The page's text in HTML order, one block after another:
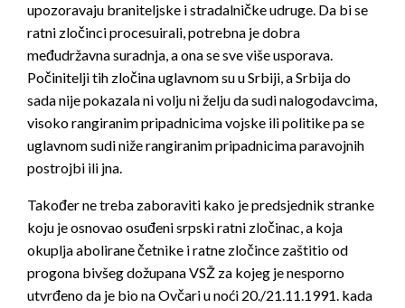
upozoravaju braniteljske i stradalničke udruge. Da bi se
ratni zločinci procesuirali, potrebna je dobra
međudržavna suradnja, a ona se sve više usporava.
Počinitelji tih zločina uglavnom su u Srbiji, a Srbija do
sada nije pokazala ni volju ni želju da sudi nalogodavcima,
visoko rangiranim pripadnicima vojske ili politike pa se
uglavnom sudi niže rangiranim pripadnicima paravojnih
postrojbi ili jna.
Također ne treba zaboraviti kako je predsjednik stranke
koju je osnovao osuđeni srpski ratni zločinac, a koja
okuplja abolirane četnike i ratne zločince zaštitio od
progona bivšeg dožupana VSŽ za kojeg je nesporno
utvrđeno da je bio na Ovčari u noći 20./21.11.1991. kada